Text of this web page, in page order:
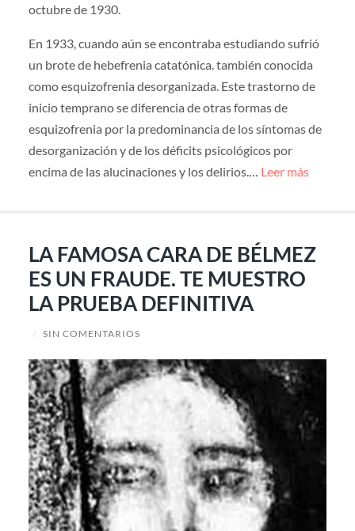
octubre de 1930.
En 1933, cuando aún se encontraba estudiando sufrió
un brote de hebefrenia catatónica. también conocida
como esquizofrenia desorganizada. Este trastorno de
inicio temprano se diferencia de otras formas de
esquizofrenia por la predominancia de los síntomas de
desorganización y de los déficits psicológicos por
encima de las alucinaciones y los delirios.… Leer más
LA FAMOSA CARA DE BÉLMEZ
ES UN FRAUDE. TE MUESTRO
LA PRUEBA DEFINITIVA
/ SIN COMENTARIOS